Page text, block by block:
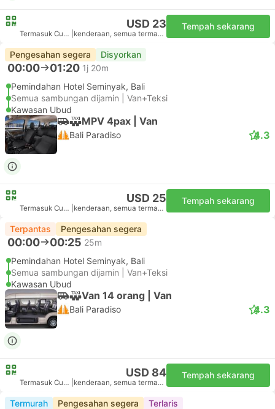
USD 23
Termasuk Cukai kenderaan, semua termasuk
Tempah sekarang
Pengesahan segera Disyorkan
00:00 01:20 1j 20m
Pemindahan Hotel Seminyak, Bali
Semua sambungan dijamin | Van+Teksi
Kawasan Ubud
MPV 4pax | Van
Bali Paradiso 4.3
USD 25
Termasuk Cukai kenderaan, semua termasuk
Tempah sekarang
Terpantas Pengesahan segera
00:00 00:25 25m
Pemindahan Hotel Seminyak, Bali
Semua sambungan dijamin | Van+Teksi
Kawasan Ubud
Van 14 orang | Van
Bali Paradiso 4.3
USD 84
Termasuk Cukai kenderaan, semua termasuk
Tempah sekarang
Termurah Pengesahan segera Terlaris